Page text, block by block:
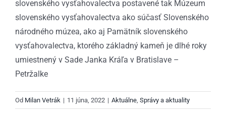
slovenského vysťahovalectva postavené tak Múzeum
slovenského vysťahovalectva ako súčasť Slovenského
národného múzea, ako aj Pamätník slovenského
vysťahovalectva, ktorého základný kameň je dlhé roky
umiestnený v Sade Janka Kráľa v Bratislave –
Petržalke
Od Milan Vetrák | 11 júna, 2022 | Aktuálne, Správy a aktuality